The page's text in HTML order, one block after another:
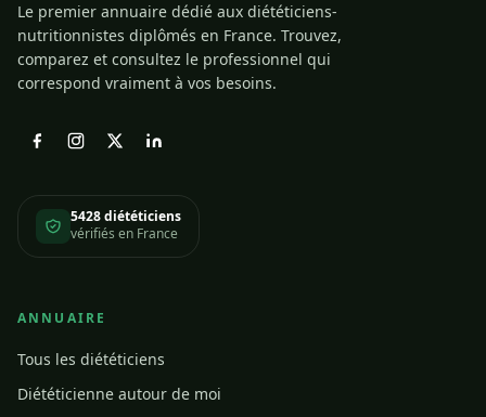
Le premier annuaire dédié aux diététiciens-
nutritionnistes diplômés en France. Trouvez,
comparez et consultez le professionnel qui
correspond vraiment à vos besoins.
5428 diététiciens
vérifiés en France
ANNUAIRE
Tous les diététiciens
Diététicienne autour de moi